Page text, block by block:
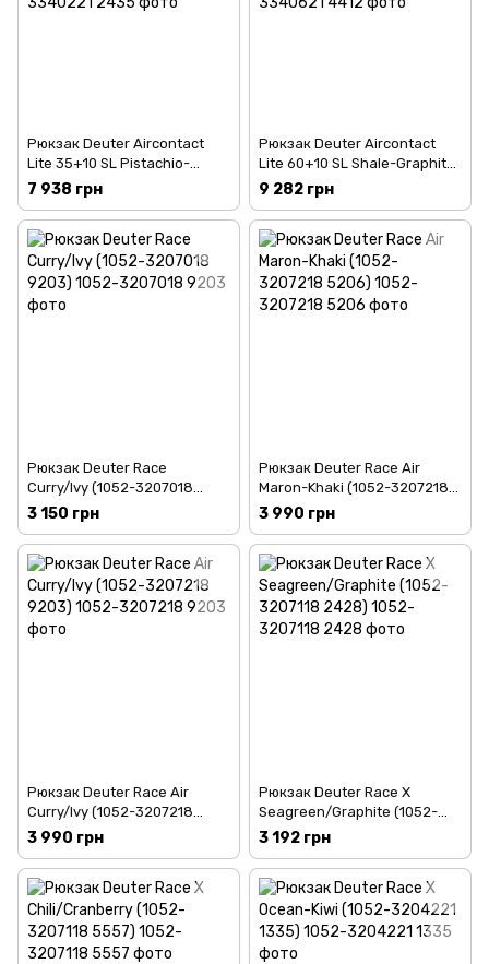
Рюкзак Deuter Aircontact
Lite 35+10 SL Pistachio-
Graphite (1052-3340221
7 938 грн
Рюкзак Deuter Aircontact
Lite 60+10 SL Shale-Graphite
(1052-3340621 4412)
9 282 грн
Рюкзак Deuter Race
Curry/Ivy (1052-3207018
9203)
3 150 грн
Рюкзак Deuter Race Air
Maron-Khaki (1052-3207218
5206)
3 990 грн
Рюкзак Deuter Race Air
Curry/Ivy (1052-3207218
9203)
3 990 грн
Рюкзак Deuter Race X
Seagreen/Graphite (1052-
3207118 2428)
3 192 грн